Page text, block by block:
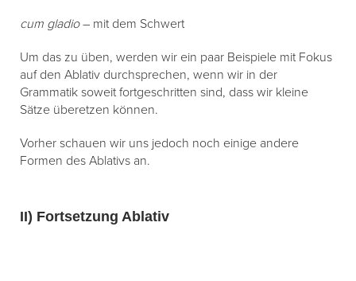
cum gladio– mit dem Schwert
Um das zu üben, werden wir ein paar Beispiele mit Fokus
auf den Ablativ durchsprechen, wenn wir in der
Grammatik soweit fortgeschritten sind, dass wir kleine
Sätze überetzen können.
Vorher schauen wir uns jedoch noch einige andere
Formen des Ablativs an.
II) Fortsetzung Ablativ